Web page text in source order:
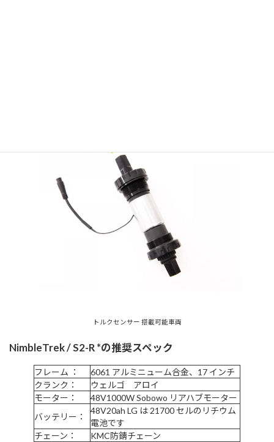
トルクセンサー 搭載可能車両
NimbleTrek / S2-R *の推奨スペック
フレーム ：
6061 アルミニューム合金、17 インチ
クランク：
ウェルゴ アロイ
モーター：
48V1000W Sobowo リアハブモーター
バッテリー：
48V20ah LG は 21700 セルのリチウム
電池です
チェーン：
KMC防錆チェーン